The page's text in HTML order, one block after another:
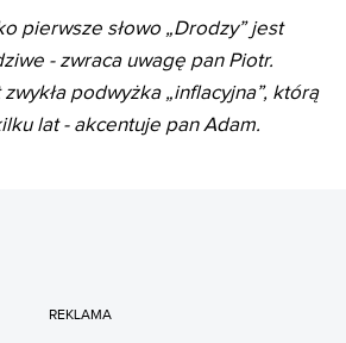
pierwsze słowo „Drodzy” jest
- zwraca uwagę pan Piotr.
podwyżka „inflacyjna”, którą
lat - akcentuje pan Adam.
REKLAMA